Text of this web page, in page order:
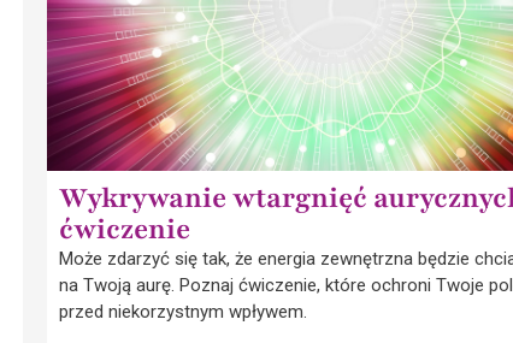
Wykrywanie wtargnięć
ćwiczenie
Może zdarzyć się tak, że energia zewnętrzna będzie
na Twoją aurę. Poznaj ćwiczenie, które ochroni Twoje
przed niekorzystnym wpływem.